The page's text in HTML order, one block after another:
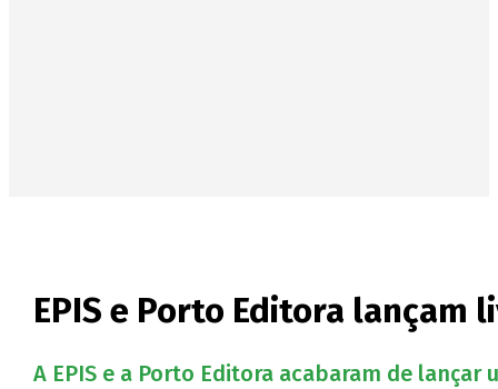
EPIS e Porto Editora
A EPIS e a Porto Editora acabaram de